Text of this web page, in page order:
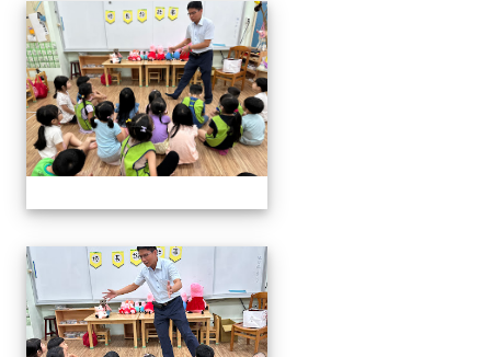
06.20校長說故事幼兒園
06.20校長說故事幼兒園